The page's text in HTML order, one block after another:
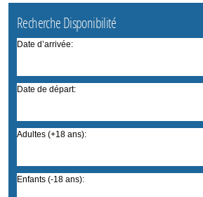
Recherche Disponibilité
Date d’arrivée:
Date de départ:
Adultes (+18 ans):
Enfants (-18 ans):